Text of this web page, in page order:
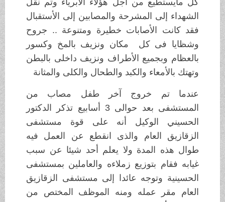
الشهداء إلى المشرحة والمصابين إلى اﻷستقبال
فقد كانت اﻷصابات خطيرة ومتنوعة .. جروح
وشظايا فى كل مكان ونزيف بالمخ وكسور
بالعظام وبجميع اﻷطراف ونزيف داخلى بالبطن
وتهتك باﻷمعاء والكبد والطحال والكلى والمثانة
عندما تم خروج آخر طفل مصاب من
المستشفى بعد حوالى 3 أسابيع تذكر الدكتور
الحسيني الوكيل أنه على قوة مستشفى
الزقازيق العام والذى انقطع عن العمل فيه
طوال هذه المدة وﻻ يعلم أحد شيئا عن سبب
غيابه فقام بتوزيع زملاءه والعاملين بمستشفى
الحسينية وتوجه عائدا إلى مستشفى الزقازيق
العام مقر عمله ومنه الموظف المختص من